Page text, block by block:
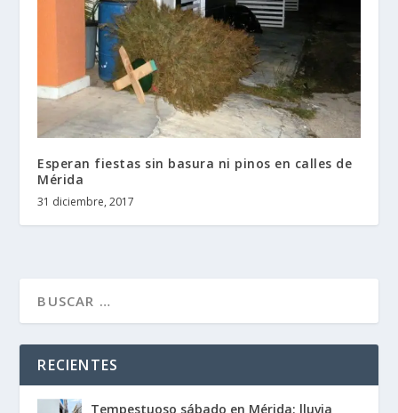
Esperan fiestas sin basura ni pinos en calles de
Mérida
31 diciembre, 2017
RECIENTES
Tempestuoso sábado en Mérida: lluvia